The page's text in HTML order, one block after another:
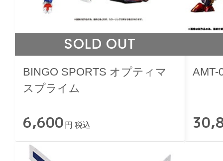
SOLD OUT
BINGO SPORTS オプティマ
スプライム
6,600 円 税込
AMT-